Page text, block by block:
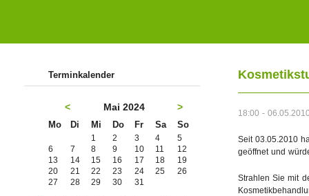
Terminkalender
< Mai 2024
>
Mo
Di Mi Do Fr Sa So
1 2 3 4
5
6
7 8 9 10 11
12
13
14 15 16 17 18
19
20
21 22 23 24 25
26
27
28 29 30 31
18:00 -
Seit 03.05.2010
geöffnet und
Strahlen Sie mit